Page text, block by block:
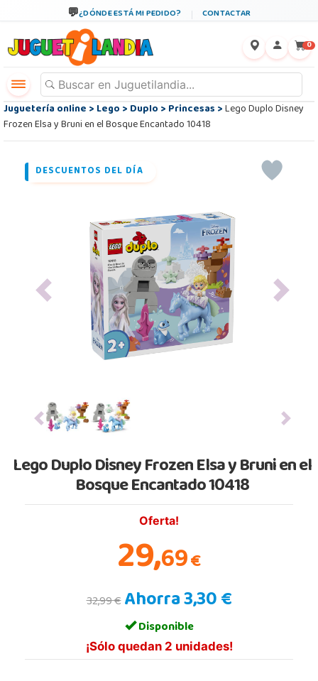
¿DÓNDE ESTÁ MI PEDIDO? CONTACTAR
0
Juguetería online>Lego>Duplo>Princesas>Lego Duplo Disney
Frozen Elsa y Bruni en el Bosque Encantado 10418
DESCUENTOS DEL DÍA
Previous Next
Previous Next
Lego Duplo Disney Frozen Elsa y Bruni en el
Bosque Encantado 10418
Oferta!
29,69€
32,99 €Ahorra 3,30 €
Disponible
¡Sólo quedan 2 unidades!